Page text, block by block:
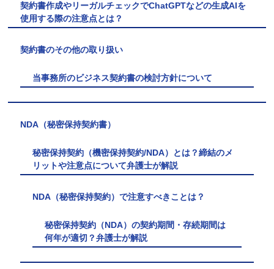
契約書作成やリーガルチェックでChatGPTなどの生成AIを
使用する際の注意点とは？
契約書のその他の取り扱い
当事務所のビジネス契約書の検討方針について
NDA（秘密保持契約書）
秘密保持契約（機密保持契約/NDA）とは？締結のメ
リットや注意点について弁護士が解説
NDA（秘密保持契約）で注意すべきことは？
秘密保持契約（NDA）の契約期間・存続期間は
何年が適切？弁護士が解説